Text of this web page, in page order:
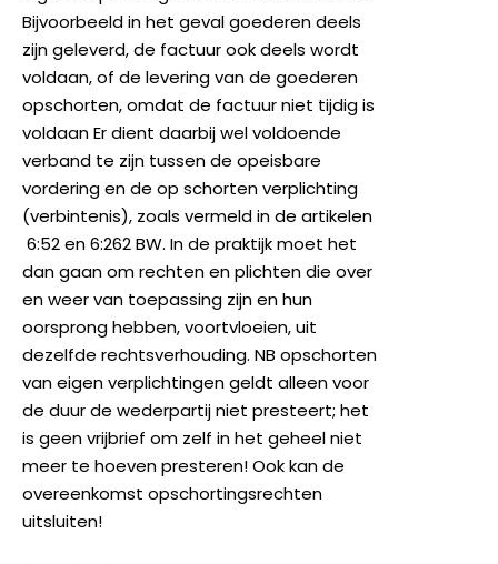
Bijvoorbeeld in het geval goederen deels
zijn geleverd, de factuur ook deels wordt
voldaan, of de levering van de goederen
opschorten, omdat de factuur niet tijdig is
voldaan Er dient daarbij wel voldoende
verband te zijn tussen de opeisbare
vordering en de op schorten verplichting
(verbintenis), zoals vermeld in de artikelen
6:52 en 6:262 BW. In de praktijk moet het
dan gaan om rechten en plichten die over
en weer van toepassing zijn en hun
oorsprong hebben, voortvloeien, uit
dezelfde rechtsverhouding. NB opschorten
van eigen verplichtingen geldt alleen voor
de duur de wederpartij niet presteert; het
is geen vrijbrief om zelf in het geheel niet
meer te hoeven presteren! Ook kan de
overeenkomst opschortingsrechten
uitsluiten!